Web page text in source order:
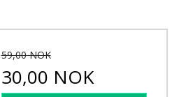
59,00 NOK
30,00 NOK